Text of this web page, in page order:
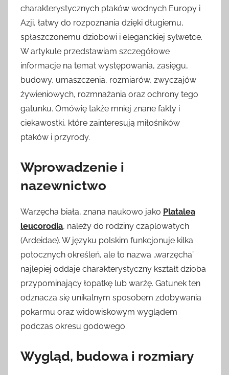
charakterystycznych ptaków wodnych Europy i
Azji, łatwy do rozpoznania dzięki długiemu,
spłaszczonemu dziobowi i eleganckiej sylwetce.
W artykule przedstawiam szczegółowe
informacje na temat występowania, zasięgu,
budowy, umaszczenia, rozmiarów, zwyczajów
żywieniowych, rozmnażania oraz ochrony tego
gatunku. Omówię także mniej znane fakty i
ciekawostki, które zainteresują miłośników
ptaków i przyrody.
Wprowadzenie i
nazewnictwo
Warzęcha biała, znana naukowo jako Platalea
leucorodia, należy do rodziny czaplowatych
(Ardeidae). W języku polskim funkcjonuje kilka
potocznych określeń, ale to nazwa „warzęcha”
najlepiej oddaje charakterystyczny kształt dzioba
przypominający łopatkę lub warżę. Gatunek ten
odznacza się unikalnym sposobem zdobywania
pokarmu oraz widowiskowym wyglądem
podczas okresu godowego.
Wygląd, budowa i rozmiary